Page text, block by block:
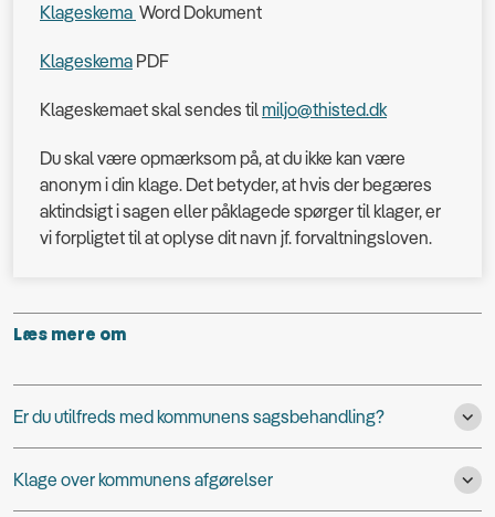
Klageskema Word Dokument
Klageskema PDF
Klageskemaet skal sendes tilmiljo@thisted.dk
Du skal være opmærksom på, at du ikke kan være
anonym i din klage. Det betyder, at hvis der begæres
aktindsigt i sagen eller påklagede spørger til klager, er
vi forpligtet til at oplyse dit navn jf. forvaltningsloven.
Læs mere om
Er du utilfreds med kommunens sagsbehandling?
Klage over kommunens afgørelser